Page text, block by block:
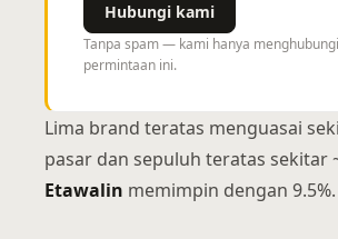
Hubungi kami
Tanpa spam — kami hanya
permintaan ini.
Lima brand teratas menguasai
pasar dan sepuluh teratas sekitar
Etawalin memimpin dengan 9.5%.